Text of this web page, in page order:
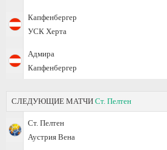
Капфенбергер
УСК Херта
Адмира
Капфенбергер
СЛЕДУЮЩИЕ МАТЧИ Ст. Пелтен
Ст. Пелтен
Аустрия Вена